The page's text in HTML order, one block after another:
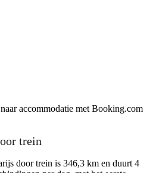
accommodatie met Booking.com
trein
door trein is 346,3 km en duurt 4